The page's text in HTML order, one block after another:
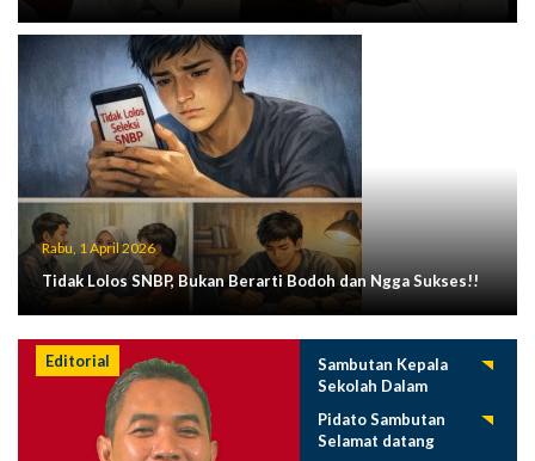
Rabu, 1 April 2026
Tidak Lolos SNBP, Bukan Berarti Bodoh dan Ngga Sukses!!
Editorial
Sambutan Kepala
Sekolah Dalam
Pelepasan Siswa
Tahun 2025
Pidato Sambutan
Selamat datang